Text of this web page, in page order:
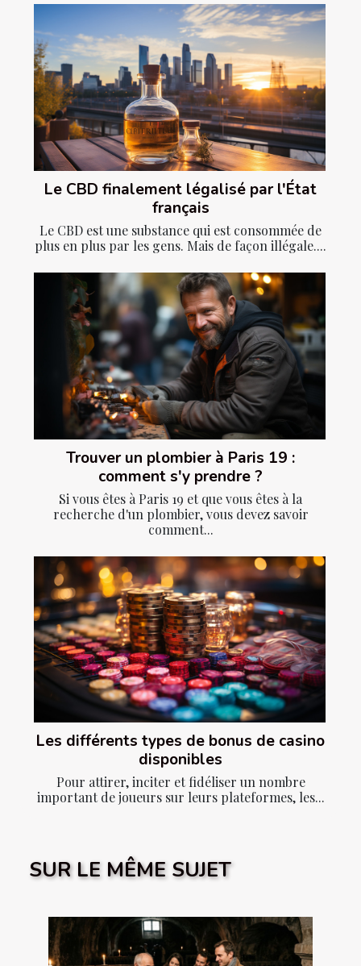
Le CBD finalement légalisé par l'État
français
Le CBD est une substance qui est consommée de
plus en plus par les gens. Mais de façon illégale....
Trouver un plombier à Paris 19 :
comment s'y prendre ?
Si vous êtes à Paris 19 et que vous êtes à la
recherche d'un plombier, vous devez savoir
comment...
Les différents types de bonus de casino
disponibles
Pour attirer, inciter et fidéliser un nombre
important de joueurs sur leurs plateformes, les...
SUR LE MÊME SUJET